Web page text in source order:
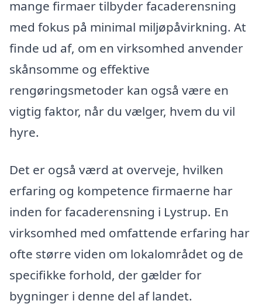
mange firmaer tilbyder facaderensning
med fokus på minimal miljøpåvirkning. At
finde ud af, om en virksomhed anvender
skånsomme og effektive
rengøringsmetoder kan også være en
vigtig faktor, når du vælger, hvem du vil
hyre.
Det er også værd at overveje, hvilken
erfaring og kompetence firmaerne har
inden for facaderensning i Lystrup. En
virksomhed med omfattende erfaring har
ofte større viden om lokalområdet og de
specifikke forhold, der gælder for
bygninger i denne del af landet.